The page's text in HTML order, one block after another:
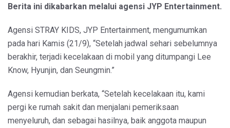
Berita ini dikabarkan melalui agensi JYP Entertainment.
Agensi STRAY KIDS, JYP Entertainment, mengumumkan
pada hari Kamis (21/9), “Setelah jadwal sehari sebelumnya
berakhir, terjadi kecelakaan di mobil yang ditumpangi Lee
Know, Hyunjin, dan Seungmin.”
Agensi kemudian berkata, “Setelah kecelakaan itu, kami
pergi ke rumah sakit dan menjalani pemeriksaan
menyeluruh, dan sebagai hasilnya, baik anggota maupun